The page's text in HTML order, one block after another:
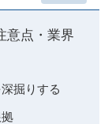
意点・業界
掘りする